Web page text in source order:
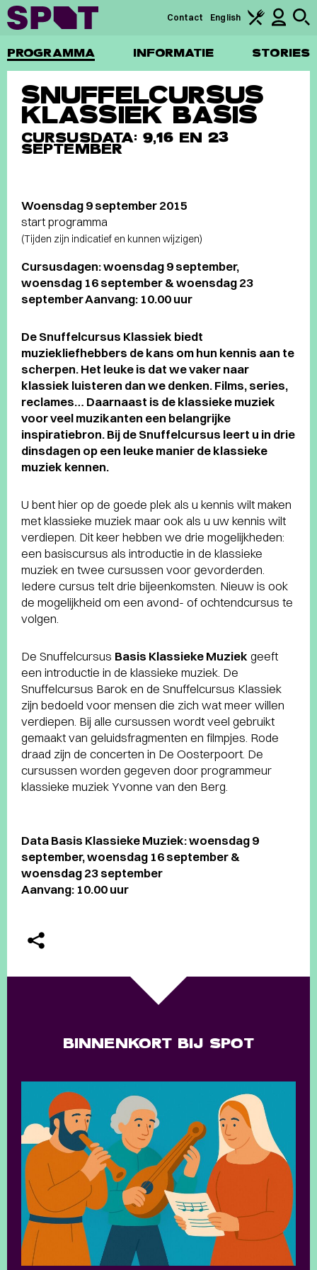
PROGRAMMA INFORMATIE STORIES
Contact English
SNUFFELCURSUS
KLASSIEK BASIS
CURSUSDATA: 9,16 EN 23
SEPTEMBER
Woensdag 9 september 2015
start programma
(Tijden zijn indicatief en kunnen wijzigen)
Cursusdagen: woensdag 9 september,
woensdag 16 september & woensdag 23
september Aanvang: 10.00 uur
De Snuffelcursus Klassiek biedt
muziekliefhebbers de kans om hun kennis aan te
scherpen. Het leuke is dat we vaker naar
klassiek luisteren dan we denken. Films, series,
reclames… Daarnaast is de klassieke muziek
voor veel muzikanten een belangrijke
inspiratiebron. Bij de Snuffelcursus leert u in drie
dinsdagen op een leuke manier de klassieke
muziek kennen.
U bent hier op de goede plek als u kennis wilt maken
met klassieke muziek maar ook als u uw kennis wilt
verdiepen. Dit keer hebben we drie mogelijkheden:
een basiscursus als introductie in de klassieke
muziek en twee cursussen voor gevorderden.
Iedere cursus telt drie bijeenkomsten. Nieuw is ook
de mogelijkheid om een avond- of ochtendcursus te
volgen.
De Snuffelcursus Basis Klassieke Muziek geeft
een introductie in de klassieke muziek. De
Snuffelcursus Barok en de Snuffelcursus Klassiek
zijn bedoeld voor mensen die zich wat meer willen
verdiepen. Bij alle cursussen wordt veel gebruikt
gemaakt van geluidsfragmenten en filmpjes. Rode
draad zijn de concerten in De Oosterpoort. De
cursussen worden gegeven door programmeur
klassieke muziek Yvonne van den Berg.
Data Basis Klassieke Muziek: woensdag 9
september, woensdag 16 september &
woensdag 23 september
Aanvang: 10.00 uur
BINNENKORT BIJ SPOT